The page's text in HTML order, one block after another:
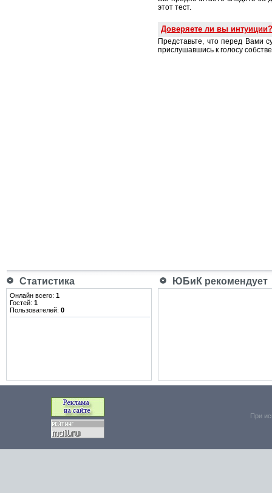
этот тест.
Доверяете ли вы интуиции?
Представьте, что перед Вами
прислушавшись к голосу
Статистика ЮБиК рекомендует
Онлайн всего: 1
Гостей: 1
Пользователей: 0
При